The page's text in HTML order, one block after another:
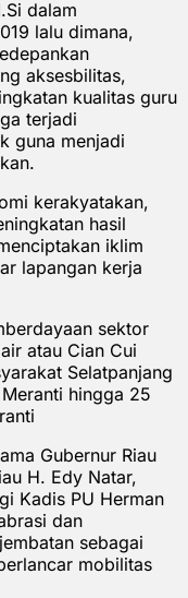
dalam
lalu dimana,
aksesbilitas,
kualitas guru
terjadi
guna menjadi
kerakyatakan,
hasil
iklim
lapangan kerja
sektor
atau Cian Cui
Selatpanjang
hingga 25
Gubernur Riau
H. Edy Natar,
Kadis PU Herman
dan
sebagai
mobilitas